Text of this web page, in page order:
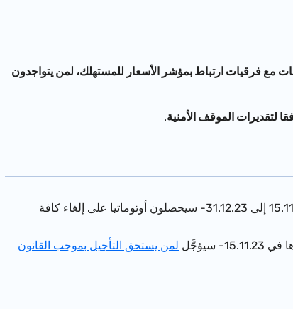
فرقيات ارتباط بمؤشر الأسعار للمستهلك، لمن يتواجدون
لتقديرات الموقف الأمنية.
ممن يسددون الدفعات المقدَّمة لرسوم التأمين، التي يحين موعد سدادها في التواريخ 15.10.23 و-15.11.23 إلى 31.12.23- سيحصلون أوتوماتيا على إلغاء كافة
لمن يستحق التأجيل بموجب القانون